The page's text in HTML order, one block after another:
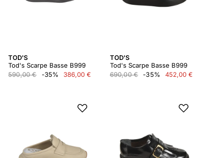
TOD'S
Tod's Scarpe Basse B999
590,00 €
-35% 386,00 €
TOD'S
Tod's Scarpe Basse B999
690,00 €
-35% 452,00 €